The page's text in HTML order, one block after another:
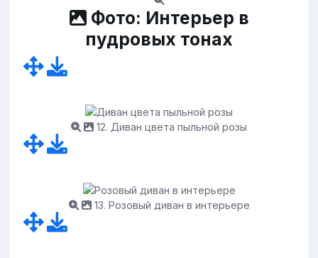
Фото: Интерьер в
пудровых тонах
12. Диван цвета пыльной розы
13. Розовый диван в интерьере